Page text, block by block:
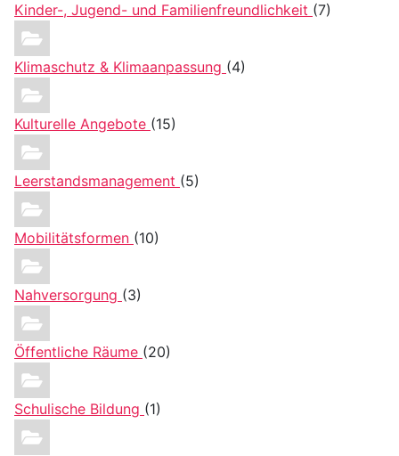
Kinder-, Jugend- und Familienfreundlichkeit (7)
Klimaschutz & Klimaanpassung (4)
Kulturelle Angebote (15)
Leerstandsmanagement (5)
Mobilitätsformen (10)
Nahversorgung (3)
Öffentliche Räume (20)
Schulische Bildung (1)